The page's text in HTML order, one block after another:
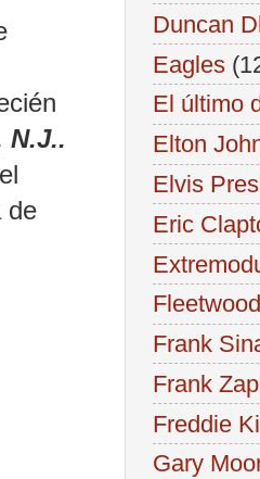
N.J..
de
Duncan
Eagles
El último
Elton
Elvis
Eric
Frank
Frank
Freddie
Gary